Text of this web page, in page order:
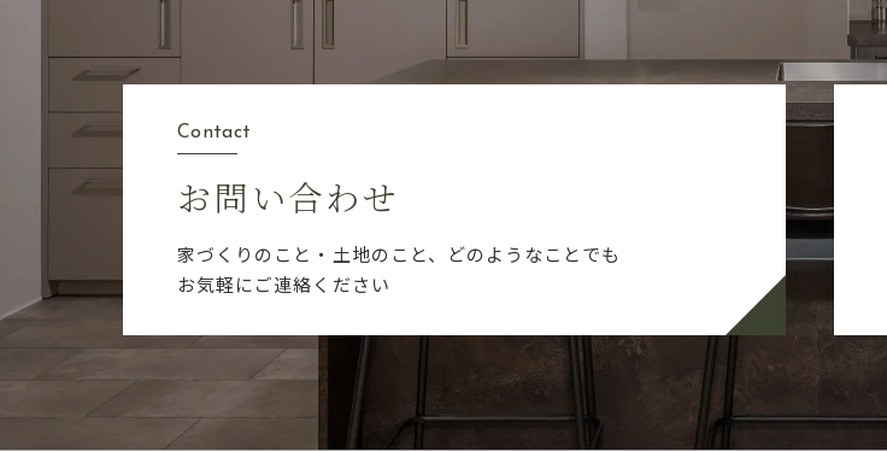
Contact
お問い合わせ
家づくりのこと・土地のこと、どのようなことでも
お気軽にご連絡ください